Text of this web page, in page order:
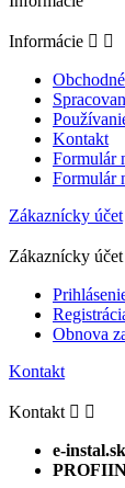
Informácie  
Kontakt
Formulár
Formulár
Zákaznícky účet
Zákaznícky účet
Obnova
Kontakt
Kontakt  
e-instal.sk